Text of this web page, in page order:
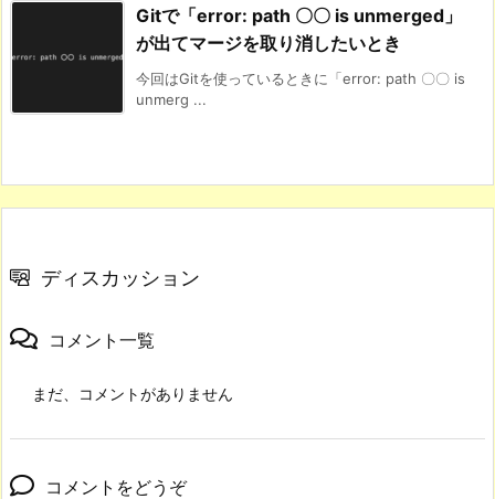
Gitで「error: path 〇〇 is unmerged」
が出てマージを取り消したいとき
今回はGitを使っているときに「error: path 〇〇 is
unmerg ...
ディスカッション
コメント一覧
まだ、コメントがありません
コメントをどうぞ